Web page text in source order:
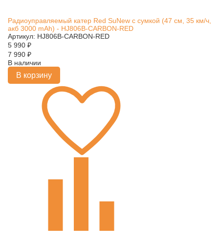
Радиоуправляемый катер Red SuNew с сумкой (47 см, 35 км/ч,
акб 3000 mAh) - HJ806B-CARBON-RED
Артикул: HJ806B-CARBON-RED
5 990 ₽
7 990 ₽
В наличии
В корзину